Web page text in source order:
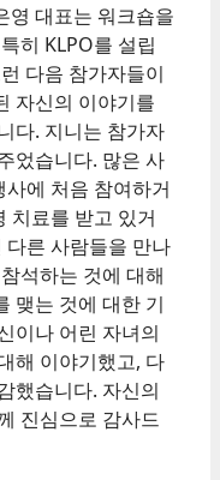
영 대표는 워크숍을
히 KLPO를 설립
다음 참가자들이
자신의 이야기를
다. 지니는 참가자
었습니다. 많은 사
에 처음 참여하거
치료를 받고 있거
른 사람들을 만나
석하는 것에 대해
맺는 것에 대한 기
이나 어린 자녀의
해 이야기했고, 다
했습니다. 자신의
진심으로 감사드